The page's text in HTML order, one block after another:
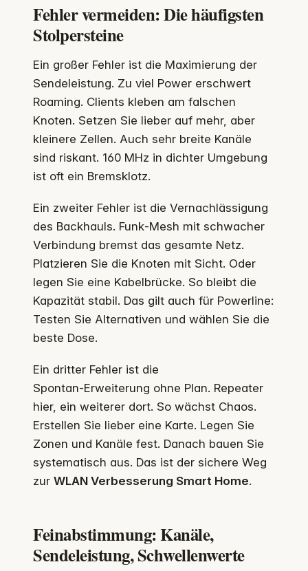
Fehler vermeiden: Die häufigsten
Stolpersteine
Ein großer Fehler ist die Maximierung der
Sendeleistung. Zu viel Power erschwert
Roaming. Clients kleben am falschen
Knoten. Setzen Sie lieber auf mehr, aber
kleinere Zellen. Auch sehr breite Kanäle
sind riskant. 160 MHz in dichter Umgebung
ist oft ein Bremsklotz.
Ein zweiter Fehler ist die Vernachlässigung
des Backhauls. Funk‑Mesh mit schwacher
Verbindung bremst das gesamte Netz.
Platzieren Sie die Knoten mit Sicht. Oder
legen Sie eine Kabelbrücke. So bleibt die
Kapazität stabil. Das gilt auch für Powerline:
Testen Sie Alternativen und wählen Sie die
beste Dose.
Ein dritter Fehler ist die
Spontan‑Erweiterung ohne Plan. Repeater
hier, ein weiterer dort. So wächst Chaos.
Erstellen Sie lieber eine Karte. Legen Sie
Zonen und Kanäle fest. Danach bauen Sie
systematisch aus. Das ist der sichere Weg
zur WLAN Verbesserung Smart Home.
Feinabstimmung: Kanäle,
Sendeleistung, Schwellenwerte